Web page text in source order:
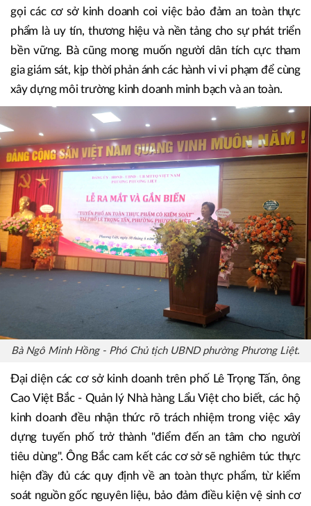
gọi các cơ sở kinh doanh coi việc bảo đảm an toàn thực
phẩm là uy tín, thương hiệu và nền tảng cho sự phát triển
bền vững. Bà cũng mong muốn người dân tích cực tham
gia giám sát, kịp thời phản ánh các hành vi vi phạm để cùng
xây dựng môi trường kinh doanh minh bạch và an toàn.
Bà Ngô Minh Hồng - Phó Chủ tịch UBND phường Phương Liệt.
Đại diện các cơ sở kinh doanh trên phố Lê Trọng Tấn, ông
Cao Việt Bắc - Quản lý Nhà hàng Lẩu Việt cho biết, các hộ
kinh doanh đều nhận thức rõ trách nhiệm trong việc xây
dựng tuyến phố trở thành "điểm đến an tâm cho người
tiêu dùng". Ông Bắc cam kết các cơ sở sẽ nghiêm túc thực
hiện đầy đủ các quy định về an toàn thực phẩm, từ kiểm
soát nguồn gốc nguyên liệu, bảo đảm điều kiện vệ sinh cơ